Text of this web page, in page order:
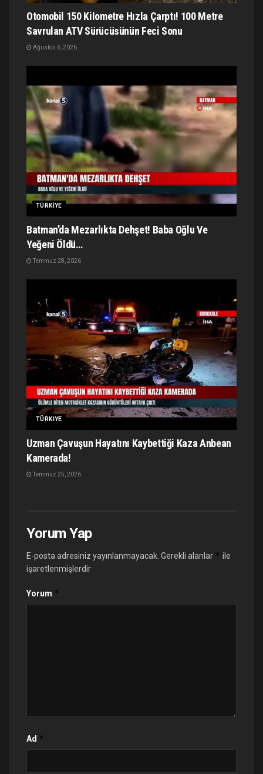
Otomobil 150 Kilometre Hızla Çarptı! 100 Metre
Savrulan ATV Sürücüsünün Feci Sonu
Ağustos 6, 2026
TÜRKIYE
Batman’da Mezarlıkta Dehşet! Baba Oğlu Ve
Yeğeni Öldü…
Temmuz 28, 2026
TÜRKIYE
Uzman Çavuşun Hayatını Kaybettiği Kaza Anbean
Kamerada!
Temmuz 25, 2026
Yorum Yap
E-posta adresiniz yayınlanmayacak. Gerekli alanlar * ile
işaretlenmişlerdir
Yorum *
Ad *